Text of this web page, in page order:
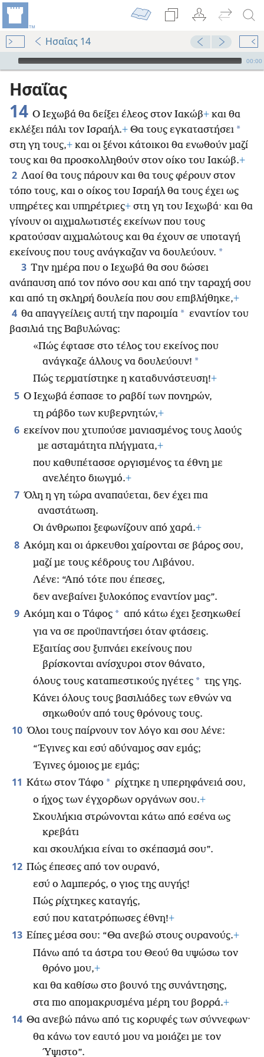
Ησαΐας 14
Audio Player
00:00
Ησαΐας
14 Ο Ιεχωβά θα δείξει έλεος στον Ιακώβ+ και θα
εκλέξει πάλι τον Ισραήλ.+ Θα τους εγκαταστήσει *
στη γη τους,+ και οι ξένοι κάτοικοι θα ενωθούν μαζί
τους και θα προσκολληθούν στον οίκο του Ιακώβ.+
2 Λαοί θα τους πάρουν και θα τους φέρουν στον
τόπο τους, και ο οίκος του Ισραήλ θα τους έχει ως
υπηρέτες και υπηρέτριες+ στη γη του Ιεχωβά· και θα
γίνουν οι αιχμαλωτιστές εκείνων που τους
κρατούσαν αιχμαλώτους και θα έχουν σε υποταγή
εκείνους που τους ανάγκαζαν να δουλεύουν. *
3 Την ημέρα που ο Ιεχωβά θα σου δώσει
ανάπαυση από τον πόνο σου και από την ταραχή σου
και από τη σκληρή δουλεία που σου επιβλήθηκε,+
4 θα απαγγείλεις αυτή την παροιμία * εναντίον του
βασιλιά της Βαβυλώνας:
«Πώς έφτασε στο τέλος του εκείνος που
ανάγκαζε άλλους να δουλεύουν! *
Πώς τερματίστηκε η καταδυνάστευση!+
5 Ο Ιεχωβά έσπασε το ραβδί των πονηρών,
τη ράβδο των κυβερνητών,+
6 εκείνον που χτυπούσε μανιασμένος τους λαούς
με ασταμάτητα πλήγματα,+
που καθυπέτασσε οργισμένος τα έθνη με
ανελέητο διωγμό.+
7 Όλη η γη τώρα αναπαύεται, δεν έχει πια
αναστάτωση.
Οι άνθρωποι ξεφωνίζουν από χαρά.+
8 Ακόμη και οι άρκευθοι χαίρονται σε βάρος σου,
μαζί με τους κέδρους του Λιβάνου.
Λένε: “Από τότε που έπεσες,
δεν ανεβαίνει ξυλοκόπος εναντίον μας”.
9 Ακόμη και ο Τάφος * από κάτω έχει ξεσηκωθεί
για να σε προϋπαντήσει όταν φτάσεις.
Εξαιτίας σου ξυπνάει εκείνους που
βρίσκονται ανίσχυροι στον θάνατο,
όλους τους καταπιεστικούς ηγέτες * της γης.
Κάνει όλους τους βασιλιάδες των εθνών να
σηκωθούν από τους θρόνους τους.
10 Όλοι τους παίρνουν τον λόγο και σου λένε:
“Έγινες και εσύ αδύναμος σαν εμάς;
Έγινες όμοιος με εμάς;
11 Κάτω στον Τάφο * ρίχτηκε η υπερηφάνειά σου,
ο ήχος των έγχορδων οργάνων σου.+
Σκουλήκια στρώνονται κάτω από εσένα ως
κρεβάτι
και σκουλήκια είναι το σκέπασμά σου”.
12 Πώς έπεσες από τον ουρανό,
εσύ ο λαμπερός, ο γιος της αυγής!
Πώς ρίχτηκες καταγής,
εσύ που κατατρόπωσες έθνη!+
13 Είπες μέσα σου: “Θα ανεβώ στους ουρανούς.+
Πάνω από τα άστρα του Θεού θα υψώσω τον
θρόνο μου,+
και θα καθίσω στο βουνό της συνάντησης,
στα πιο απομακρυσμένα μέρη του βορρά.+
14 Θα ανεβώ πάνω από τις κορυφές των σύννεφων·
θα κάνω τον εαυτό μου να μοιάζει με τον
Ύψιστο”.